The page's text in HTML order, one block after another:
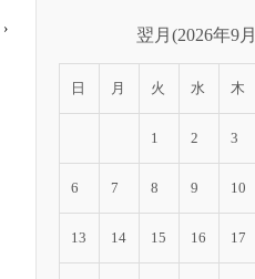
› 翌月(2026年9
日 月 火 水 木
1 2 3
6 7 8 9 10
13 14 15 16 17